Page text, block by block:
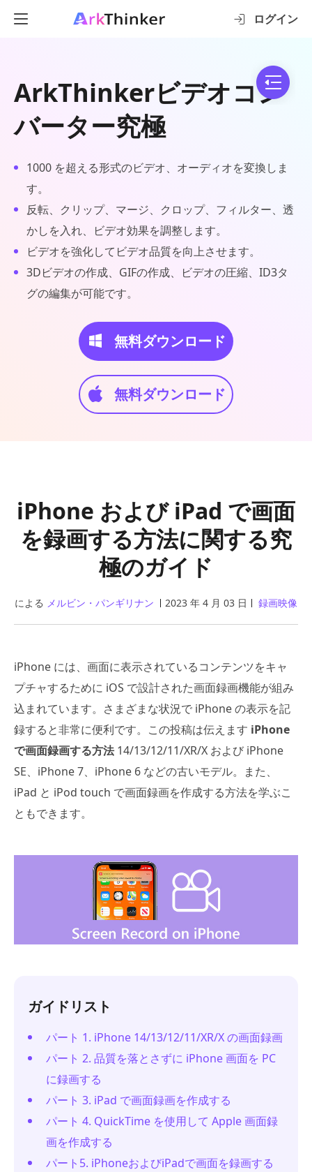
ログイン
ArkThinkerビデオコン
バーター究極
1000 を超える形式のビデオ、オーディオを変換しま
す。
反転、クリップ、マージ、クロップ、フィルター、透
かしを入れ、ビデオ効果を調整します。
ビデオを強化してビデオ品質を向上させます。
3Dビデオの作成、GIFの作成、ビデオの圧縮、ID3タ
グの編集が可能です。
無料ダウンロード
無料ダウンロード
iPhone および iPad で画面
を録画する方法に関する究
極のガイド
による メルビン・パンギリナン 2023 年 4 月 03 日 録画映像
iPhone には、画面に表示されているコンテンツをキャ
プチャするために iOS で設計された画面録画機能が組み
込まれています。さまざまな状況で iPhone の表示を記
録すると非常に便利です。この投稿は伝えます iPhone
で画面録画する方法14/13/12/11/XR/X および iPhone
SE、iPhone 7、iPhone 6 などの古いモデル。また、
iPad と iPod touch で画面録画を作成する方法を学ぶこ
ともできます。
ガイドリスト
パート 1. iPhone 14/13/12/11/XR/X の画面録画
パート 2. 品質を落とさずに iPhone 画面を PC
に録画する
パート 3. iPad で画面録画を作成する
パート 4. QuickTime を使用して Apple 画面録
画を作成する
パート5. iPhoneおよびiPadで画面を録画する